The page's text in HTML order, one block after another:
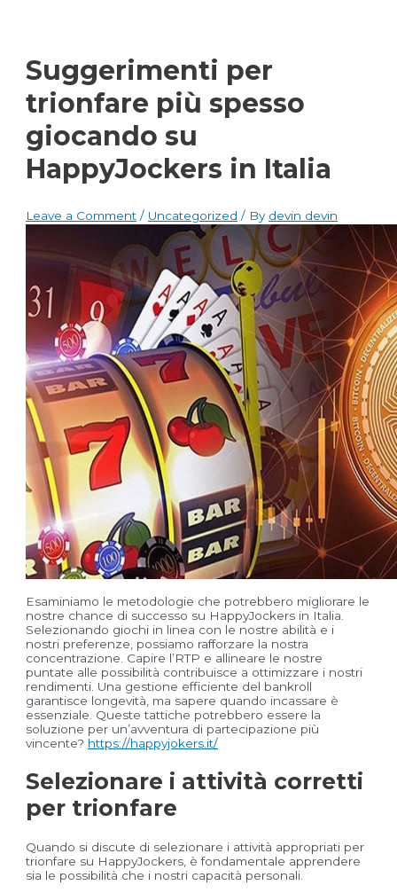
Suggerimenti per
trionfare più spesso
giocando su
HappyJockers in Italia
Leave a Comment / Uncategorized / By devin devin
Esaminiamo le metodologie che potrebbero migliorare le
nostre chance di successo su HappyJockers in Italia.
Selezionando giochi in linea con le nostre abilità e i
nostri preferenze, possiamo rafforzare la nostra
concentrazione. Capire l’RTP e allineare le nostre
puntate alle possibilità contribuisce a ottimizzare i nostri
rendimenti. Una gestione efficiente del bankroll
garantisce longevità, ma sapere quando incassare è
essenziale. Queste tattiche potrebbero essere la
soluzione per un’avventura di partecipazione più
vincente? https://happyjokers.it/
Selezionare i attività corretti
per trionfare
Quando si discute di selezionare i attività appropriati per
trionfare su HappyJockers, è fondamentale apprendere
sia le possibilità che i nostri capacità personali.